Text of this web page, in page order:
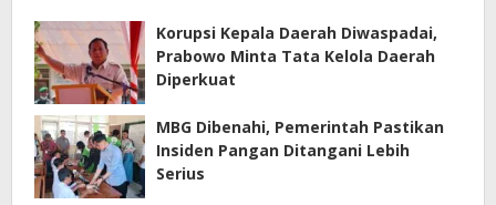
Korupsi Kepala Daerah Diwaspadai,
Prabowo Minta Tata Kelola Daerah
Diperkuat
MBG Dibenahi, Pemerintah Pastikan
Insiden Pangan Ditangani Lebih
Serius